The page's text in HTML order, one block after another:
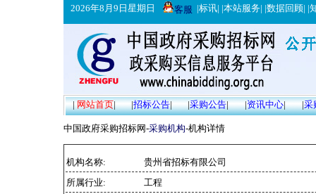
2026年8月9日星期日 客服 |标讯| |本站服务| |数据回顾| |
|网站首页| |招标公告| |采购公告| |资讯中心| |采
中国政府采购招标网-采购机构-机构详情
机构名称:
贵州省招标有限公司
所属行业:
工程